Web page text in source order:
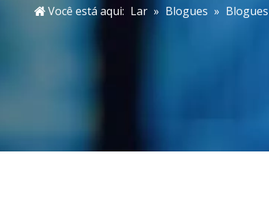
Você está aqui: Lar » Blogues » Blogues